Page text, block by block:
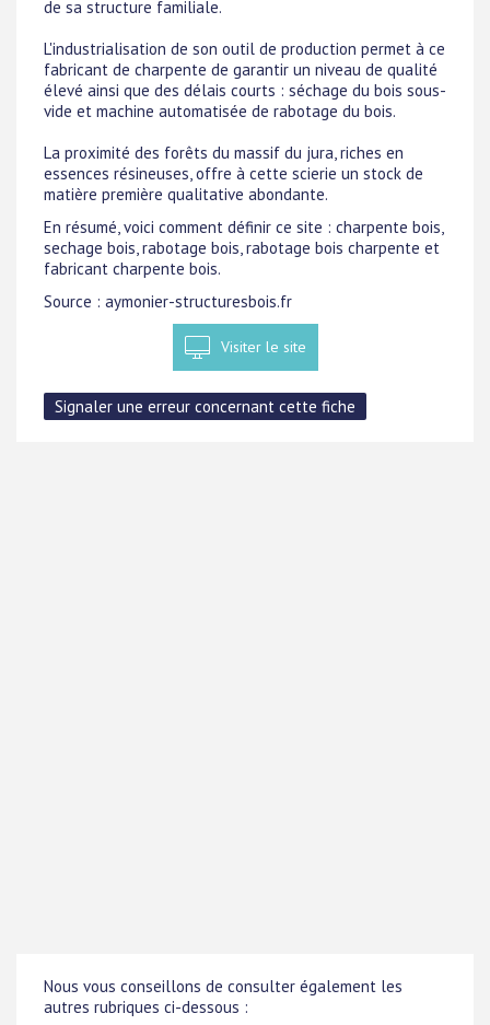
de sa structure familiale.
L'industrialisation de son outil de production permet à ce
fabricant de charpente de garantir un niveau de qualité
élevé ainsi que des délais courts : séchage du bois sous-
vide et machine automatisée de rabotage du bois.
La proximité des forêts du massif du jura, riches en
essences résineuses, offre à cette scierie un stock de
matière première qualitative abondante.
En résumé, voici comment définir ce site : charpente bois,
sechage bois, rabotage bois, rabotage bois charpente et
fabricant charpente bois.
Source : aymonier-structuresbois.fr
Visiter le site
Nous vous conseillons de consulter également les
autres rubriques ci-dessous :